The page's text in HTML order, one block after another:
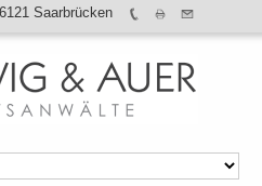
Saarbrücken